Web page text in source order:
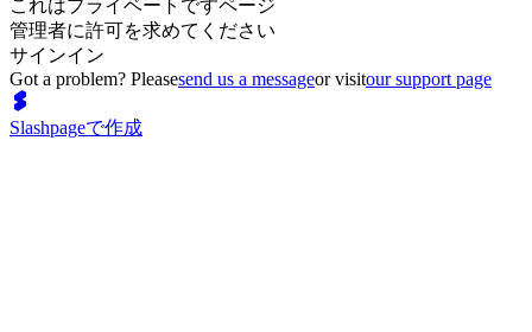
これはプライベートですページ
管理者に許可を求めてください
サインイン
Got a problem? Pleasesend us a messageor visitour support page
Slashpageで作成